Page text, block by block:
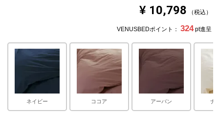
¥ 10,798 税込
VENUSBEDポイント： 324 pt進呈
ネイビー ココア アーバン ナ